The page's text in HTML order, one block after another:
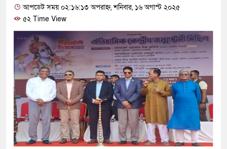
স্বরাষ্ট্রমন্ত্রী
গাজীপুরে সাতজনকে হত্যার
হারুনসহ ১০ জন
ঢাকার চারপাশে সচল হবে নৌপথ,
রাজধানীর দুই মেট্রো স্টেশনে
আদালতকে বলতে চাইলাম
লতিফ সিদ্দিকী
আপডেট সময় ০২:১৬:১৩ অপরাহ্ন, শনিবার, ১৬ অগাস্ট ২০২৫
৫২ Time View